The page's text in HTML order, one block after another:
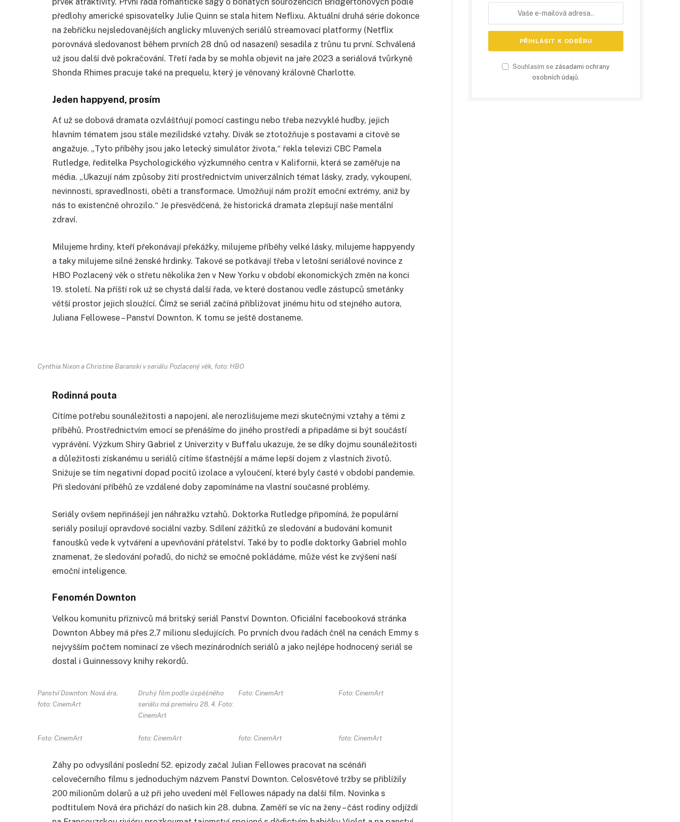
předlohy americké spisovatelky Julie Quinn se stala hitem Neflixu. Aktuální druhá série dokonce
na žebříčku nejsledovanějších anglicky mluvených seriálů streamovací platformy (Netflix
porovnává sledovanost během prvních 28 dnů od nasazení) sesadila z trůnu tu první. Schválená
už jsou další dvě pokračování. Třetí řada by se mohla objevit na jaře 2023 a seriálová tvůrkyně
Shonda Rhimes pracuje také na prequelu, který je věnovaný královně Charlotte.
Jeden happyend, prosím
Ať už se dobová dramata ozvláštňují pomocí castingu nebo třeba nezvyklé hudby, jejich
hlavním tématem jsou stále mezilidské vztahy. Divák se ztotožňuje s postavami a citově se
angažuje. „Tyto příběhy jsou jako letecký simulátor života,“ řekla televizi CBC Pamela
Rutledge, ředitelka Psychologického výzkumného centra v Kalifornii, která se zaměřuje na
média. „Ukazují nám způsoby žití prostřednictvím univerzálních témat lásky, zrady, vykoupení,
nevinnosti, spravedlnosti, oběti a transformace. Umožňují nám prožít emoční extrémy, aniž by
nás to existenčně ohrozilo.“ Je přesvědčená, že historická dramata zlepšují naše mentální
zdraví.
Milujeme hrdiny, kteří překonávají překážky, milujeme příběhy velké lásky, milujeme happyendy
a taky milujeme silné ženské hrdinky. Takové se potkávají třeba v letošní seriálové novince z
HBO Pozlacený věk o střetu několika žen v New Yorku v období ekonomických změn na konci
19. století. Na příští rok už se chystá další řada, ve které dostanou vedle zástupců smetánky
větší prostor jejich sloužící. Čímž se seriál začíná přibližovat jinému hitu od stejného autora,
Juliana Fellowese – Panství Downton. K tomu se ještě dostaneme.
Cynthia Nixon a Christine Baranski v seriálu Pozlacený věk, foto: HBO
Rodinná pouta
Cítíme potřebu sounáležitosti a napojení, ale nerozlišujeme mezi skutečnými vztahy a těmi z
příběhů. Prostřednictvím emocí se přenášíme do jiného prostředí a připadáme si být součástí
vyprávění. Výzkum Shiry Gabriel z Univerzity v Buffalu ukazuje, že se díky dojmu sounáležitosti
a důležitosti získanému u seriálů cítíme šťastnější a máme lepší dojem z vlastních životů.
Snižuje se tím negativní dopad pocitů izolace a vyloučení, které byly časté v období pandemie.
Při sledování příběhů ze vzdálené doby zapomínáme na vlastní současné problémy.
Seriály ovšem nepřinášejí jen náhražku vztahů. Doktorka Rutledge připomíná, že populární
seriály posilují opravdové sociální vazby. Sdílení zážitků ze sledování a budování komunit
fanoušků vede k vytváření a upevňování přátelství. Také by to podle doktorky Gabriel mohlo
znamenat, že sledování pořadů, do nichž se emočně pokládáme, může vést ke zvýšení naší
emoční inteligence.
Fenomén Downton
Velkou komunitu příznivců má britský seriál Panství Downton. Oficiální facebooková stránka
Downton Abbey má přes 2,7 milionu sledujících. Po prvních dvou řadách čněl na cenách Emmy s
nejvyšším počtem nominací ze všech mezinárodních seriálů a jako nejlépe hodnocený seriál se
dostal i Guinnessovy knihy rekordů.
Panství Downton: Nová éra,
foto: CinemArt
Druhý film podle úspěšného
seriálu má premiéru 28. 4. Foto:
CinemArt
Foto: CinemArt Foto: CinemArt
Foto: CinemArt foto: CinemArt foto: CinemArt foto: CinemArt
Záhy po odvysílání poslední 52. epizody začal Julian Fellowes pracovat na scénáři
celovečerního filmu s jednoduchým názvem Panství Downton. Celosvětové tržby se přiblížily
200 milionům dolarů a už při jeho uvedení měl Fellowes nápady na další film. Novinka s
podtitulem Nová éra přichází do našich kin 28. dubna. Zaměří se víc na ženy – část rodiny odjíždí
Souhlasím se zásadami ochrany
osobních údajů